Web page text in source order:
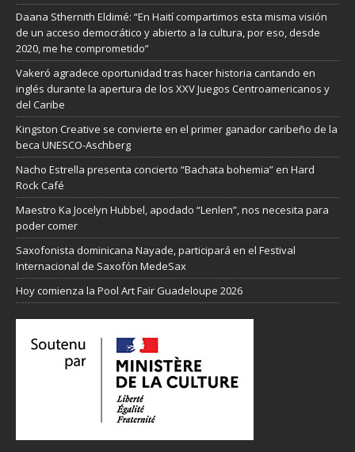
Daana Sthernith Eldimé: “En Haití compartimos esta misma visión
de un acceso democrático y abierto a la cultura, por eso, desde
2020, me he comprometido”
Vakeró agradece oportunidad tras hacer historia cantando en
inglés durante la apertura de los XXV Juegos Centroamericanos y
del Caribe
Kingston Creative se convierte en el primer ganador caribeño de la
beca UNESCO-Aschberg
Nacho Estrella presenta concierto “Bachata bohemia” en Hard
Rock Café
Maestro Ka Jocelyn Hubbel, apodado “Lenlen”, nos necesita para
poder comer
Saxofonista dominicana Nayade, participará en el Festival
Internacional de Saxofón MedeSax
Hoy comienza la Pool Art Fair Guadeloupe 2026